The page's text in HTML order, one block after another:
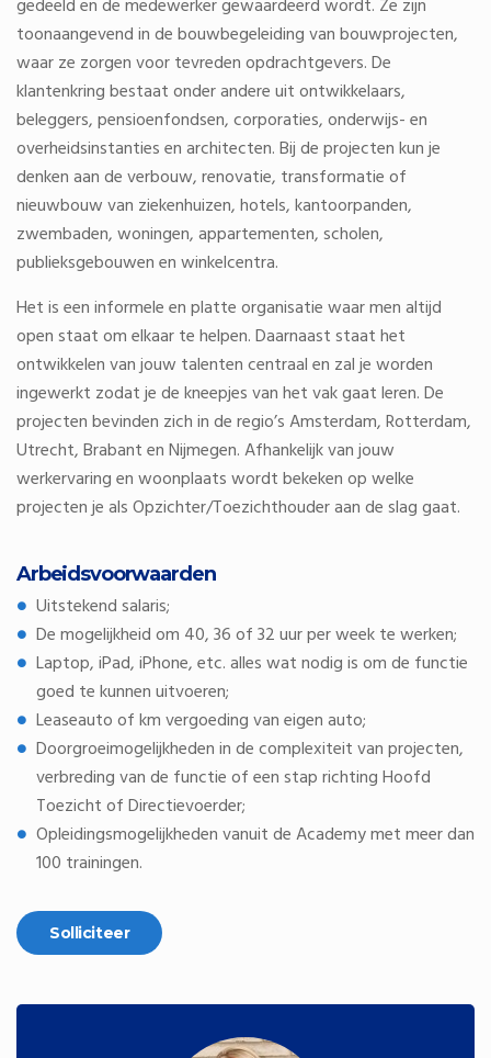
gedeeld en de medewerker gewaardeerd wordt. Ze zijn
toonaangevend in de bouwbegeleiding van bouwprojecten,
waar ze zorgen voor tevreden opdrachtgevers. De
klantenkring bestaat onder andere uit ontwikkelaars,
beleggers, pensioenfondsen, corporaties, onderwijs- en
overheidsinstanties en architecten. Bij de projecten kun je
denken aan de verbouw, renovatie, transformatie of
nieuwbouw van ziekenhuizen, hotels, kantoorpanden,
zwembaden, woningen, appartementen, scholen,
publieksgebouwen en winkelcentra.
Het is een informele en platte organisatie waar men altijd
open staat om elkaar te helpen. Daarnaast staat het
ontwikkelen van jouw talenten centraal en zal je worden
ingewerkt zodat je de kneepjes van het vak gaat leren. De
projecten bevinden zich in de regio’s Amsterdam, Rotterdam,
Utrecht, Brabant en Nijmegen. Afhankelijk van jouw
werkervaring en woonplaats wordt bekeken op welke
projecten je als Opzichter/Toezichthouder aan de slag gaat.
Arbeidsvoorwaarden
Uitstekend salaris;
De mogelijkheid om 40, 36 of 32 uur per week te werken;
Laptop, iPad, iPhone, etc. alles wat nodig is om de functie
goed te kunnen uitvoeren;
Leaseauto of km vergoeding van eigen auto;
Doorgroeimogelijkheden in de complexiteit van projecten,
verbreding van de functie of een stap richting Hoofd
Toezicht of Directievoerder;
Opleidingsmogelijkheden vanuit de Academy met meer dan
100 trainingen.